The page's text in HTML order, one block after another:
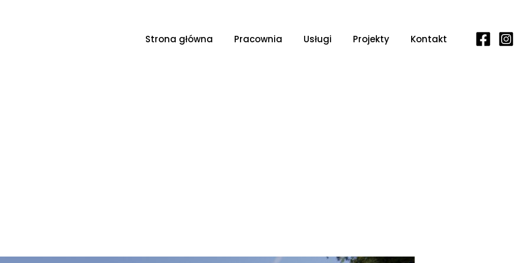
Strona główna Pracownia Usługi Projekty Kontakt